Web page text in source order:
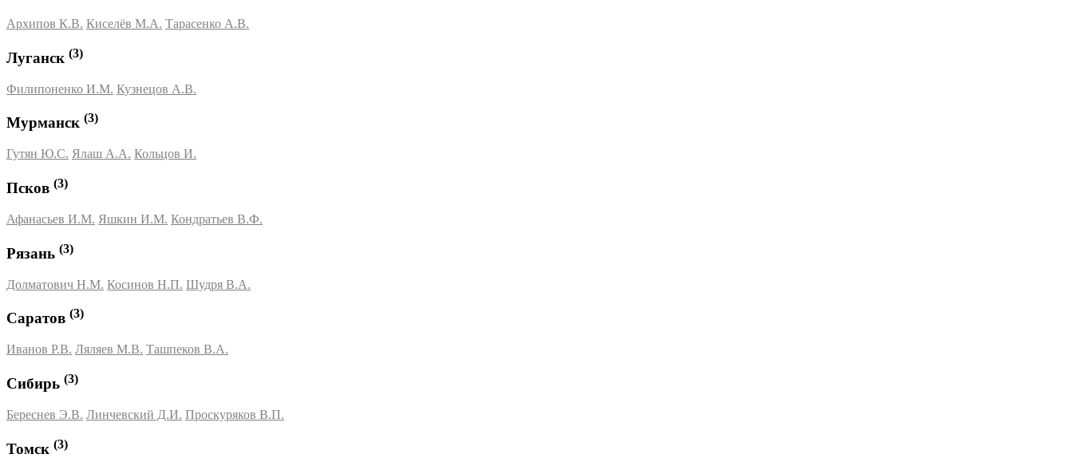
Архипов К.В. Киселёв М.А. Тарасенко А.В.
Луганск (3)
Филипоненко И.М. Кузнецов А.В.
Мурманск (3)
Гутян Ю.С. Ялаш А.А. Кольцов И.
Псков (3)
Афанасьев И.М. Яшкин И.М. Кондратьев В.Ф.
Рязань (3)
Долматович Н.М. Косинов Н.П. Шудря В.А.
Саратов (3)
Иванов Р.В. Ляляев М.В. Ташпеков В.А.
Сибирь (3)
Береснев Э.В. Линчевский Д.И. Проскуряков В.П.
Томск (3)